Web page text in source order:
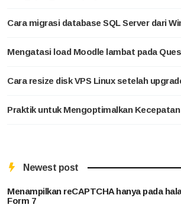
Cara migrasi database SQL Server dari
Mengatasi load Moodle lambat pada
Cara resize disk VPS Linux setelah
Praktik untuk Mengoptimalkan Kecepatan
Newest post
Menampilkan reCAPTCHA hanya pada
Form 7